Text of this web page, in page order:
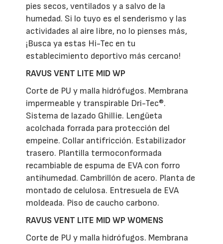
pies secos, ventilados y a salvo de la
humedad. Si lo tuyo es el senderismo y las
actividades al aire libre, no lo pienses más,
¡Busca ya estas Hi-Tec en tu
establecimiento deportivo más cercano!
RAVUS VENT LITE MID WP
Corte de PU y malla hidrófugos. Membrana
impermeable y transpirable Dri-Tec®.
Sistema de lazado Ghillie. Lengüeta
acolchada forrada para protección del
empeine. Collar antifricción. Estabilizador
trasero. Plantilla termoconformada
recambiable de espuma de EVA con forro
antihumedad. Cambrillón de acero. Planta de
montado de celulosa. Entresuela de EVA
moldeada. Piso de caucho carbono.
RAVUS VENT LITE MID WP WOMENS
Corte de PU y malla hidrófugos. Membrana